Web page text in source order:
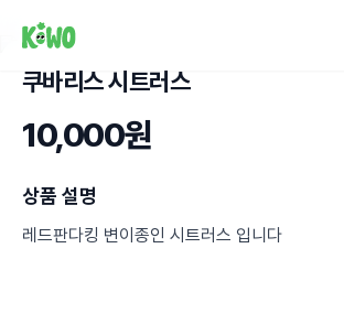
쿠바리스 시트러스
10,000원
상품 설명
레드판다킹 변이종인 시트러스 입니다